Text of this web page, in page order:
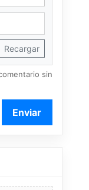
Recargar
sin
Enviar